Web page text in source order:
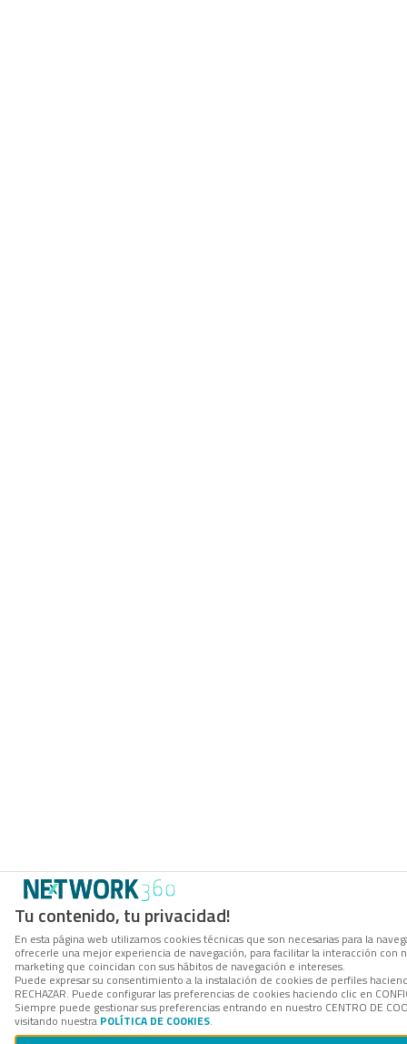
Tu contenido, tu privacidad!
En esta página web utilizamos cookies técnicas que son necesarias para la
ofrecerle una mejor experiencia de navegación, para facilitar la interacción
marketing que coincidan con sus hábitos de navegación e intereses.
Puede expresar su consentimiento a la instalación de cookies de perfiles
RECHAZAR. Puede configurar las preferencias de cookies haciendo clic en
Siempre puede gestionar sus preferencias entrando en nuestro CENTRO DE
visitando nuestra POLÍTICA DE COOKIES.